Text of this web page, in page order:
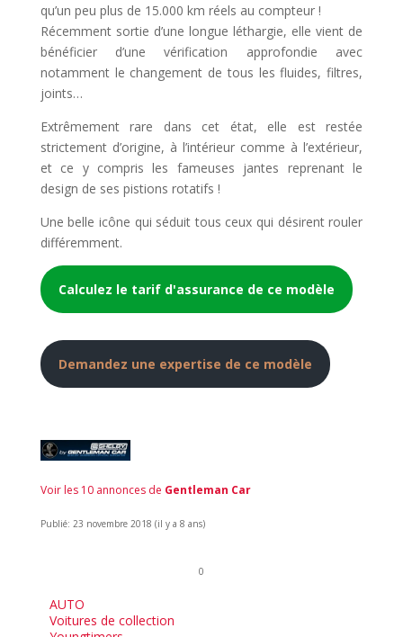
qu’un peu plus de 15.000 km réels au compteur !
Récemment sortie d’une longue léthargie, elle vient de
bénéficier d’une vérification approfondie avec
notamment le changement de tous les fluides, filtres,
joints…
Extrêmement rare dans cet état, elle est restée
strictement d’origine, à l’intérieur comme à l’extérieur,
et ce y compris les fameuses jantes reprenant le
design de ses pistions rotatifs !
Une belle icône qui séduit tous ceux qui désirent rouler
différemment.
Calculez le tarif d'assurance de ce modèle
Demandez une expertise de ce modèle
Voir les 10 annonces de Gentleman Car
Publié: 23 novembre 2018 (il y a 8 ans)
0
AUTO
Voitures de collection